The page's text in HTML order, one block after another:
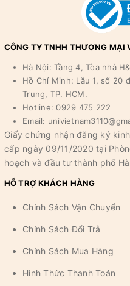
CÔNG TY TNHH THƯƠNG MẠI
Hà Nội: Tầng 4, Tòa nhà
Hồ Chí Minh: Lầu 1, số 20
Trung, TP. HCM.
Hotline: 0929 475 222
Email:
Giấy chứng nhận đăng ký
cấp ngày 09/11/2020 tại
hoạch và đầu tư thành phố
HỖ TRỢ KHÁCH HÀNG
Chính Sách Vận Chuyển
Chính Sách Đổi Trả
Chính Sách Mua Hàng
Hình Thức Thanh Toán